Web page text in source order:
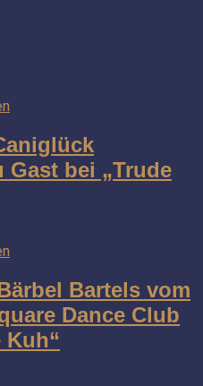
Gast bei „Trude
Bartels vom
Dance Club
Kuh“